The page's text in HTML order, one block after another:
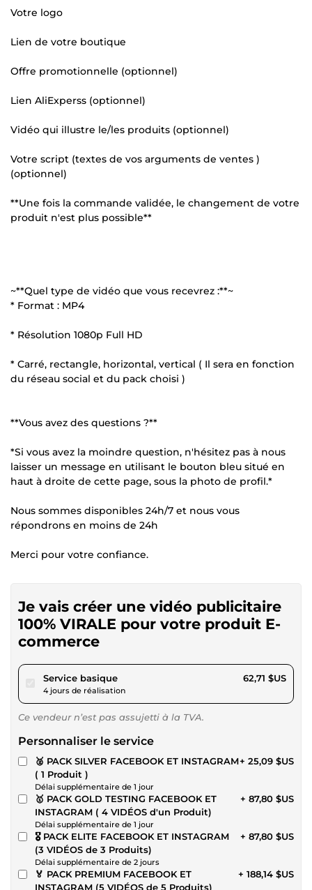
Votre logo
Lien de votre boutique
Offre promotionnelle (optionnel)
Lien AliExperss (optionnel)
Vidéo qui illustre le/les produits (optionnel)
Votre script (textes de vos arguments de ventes )
(optionnel)
**Une fois la commande validée, le changement de votre
produit n'est plus possible**
~**Quel type de vidéo que vous recevrez :**~
* Format : MP4
* Résolution 1080p Full HD
* Carré, rectangle, horizontal, vertical ( Il sera en fonction
du réseau social et du pack choisi )
**Vous avez des questions ?**
*Si vous avez la moindre question, n'hésitez pas à nous
laisser un message en utilisant le bouton bleu situé en
haut à droite de cette page, sous la photo de profil.*
Nous sommes disponibles 24h/7 et nous vous
répondrons en moins de 24h
Merci pour votre confiance.
Je vais créer une vidéo publicitaire
100% VIRALE pour votre produit E-
commerce
Service basiquepour 57,80 $US
4 jours de réalisation
62,71 $US
Ce vendeur n’est pas assujetti à la TVA.
Personnaliser le service
🥈 PACK SILVER FACEBOOK ET INSTAGRAM
( 1 Produit )
Délai supplémentaire de 1 jour
+ 25,09 $US
🥇 PACK GOLD TESTING FACEBOOK ET
INSTAGRAM ( 4 VIDÉOS d'un Produit)
Délai supplémentaire de 1 jour
+ 87,80 $US
🎖️ PACK ELITE FACEBOOK ET INSTAGRAM
(3 VIDÉOS de 3 Produits)
Délai supplémentaire de 2 jours
+ 87,80 $US
🏅 PACK PREMIUM FACEBOOK ET
INSTAGRAM (5 VIDÉOS de 5 Produits)
+ 188,14 $US